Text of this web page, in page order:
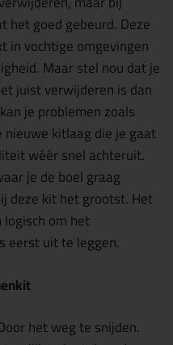
het goed gebeurd. Deze
in vochtige omgevingen
Maar stel nou dat je
juist verwijderen is dan
je problemen zoals
kitlaag die je gaat
wéér snel achteruit.
je de boel graag
deze kit het grootst. Het
om het
eerst uit te leggen.
het weg te snijden.